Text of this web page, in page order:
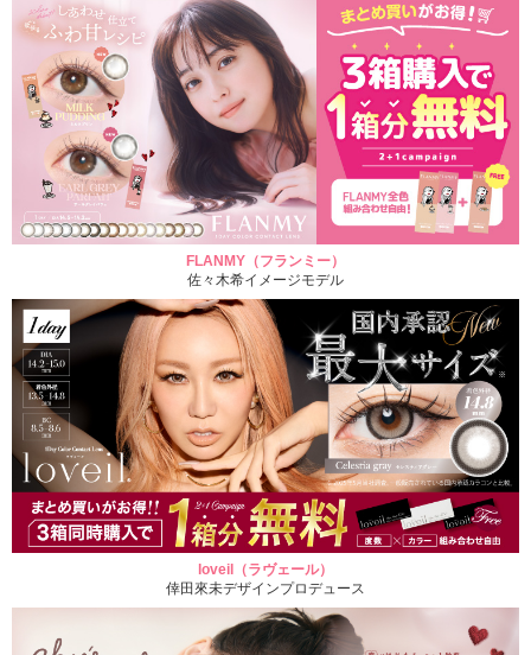
FLANMY（フランミー）
佐々木希イメージモデル
loveil（ラヴェール）
倖田來未デザインプロデュース